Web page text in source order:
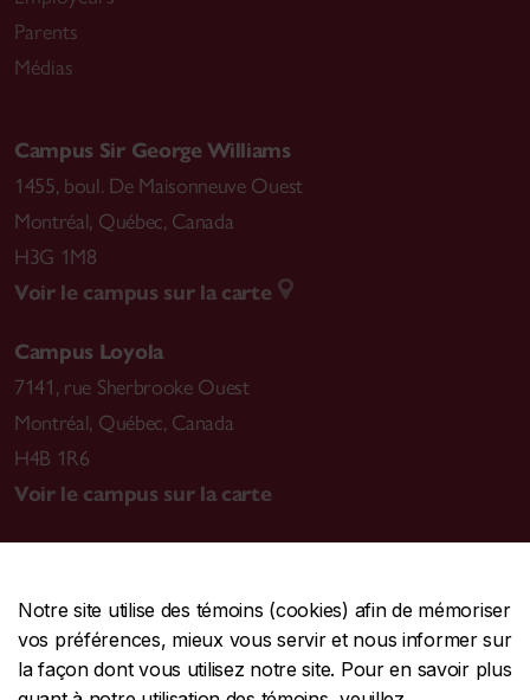
Notre site utilise des témoins (cookies) afin de mémoriser
vos préférences, mieux vous servir et nous informer sur
la façon dont vous utilisez notre site. Pour en savoir plus
Parents
Médias
Campus Sir George Williams
1455, boul. De Maisonneuve Ouest
Montréal, Québec, Canada
H3G 1M8
Voir le campus sur la carte
Campus Loyola
7141, rue Sherbrooke Ouest
Montréal, Québec, Canada
H4B 1R6
Voir le campus sur la carte
CENTRALE514-848-2424
URGENCE514-848-3717